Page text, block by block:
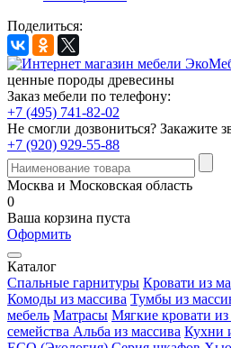
Поделиться:
ценные породы древесины
Заказ мебели по телефону:
+7 (495) 741-82-02
Не смогли дозвониться? Закажите
+7 (920) 929-55-88
Москва и Московская область
0
Ваша корзина пуста
Оформить
Каталог
Спальные гарнитуры Кровати из
Комоды из массива Тумбы из
мебель Матрасы Мягкие кровати из
семейства Альба из массива Кухни